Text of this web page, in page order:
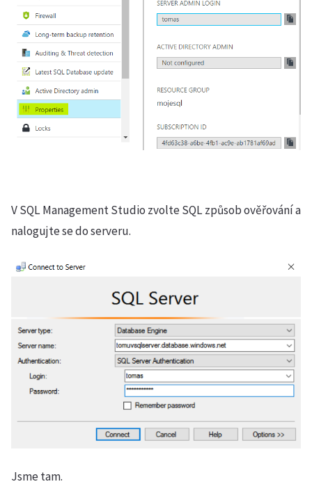
V SQL Management Studio zvolte SQL způsob ověřování a
nalogujte se do serveru.
Jsme tam.